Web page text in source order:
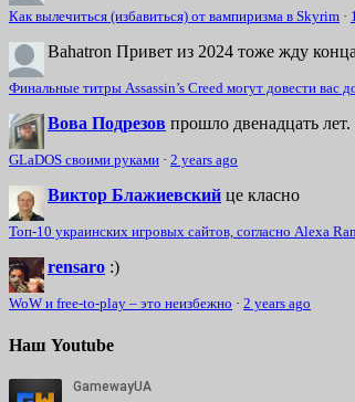
Как вылечиться (избавиться) от вампиризма в Skyrim ·
Bahatron Привет из 2024 тоже жду
Финальные титры Assassin’s Creed могут довести вас
Вова Подрезов прошло двенадцать
GLaDOS своими руками · 2 years ago
Виктор Блажиевский це класно
Топ-10 украинских игровых сайтов, согласно Alexa
rensaro :)
WoW и free-to-play – это неизбежно · 2 years ago
Наш Youtube